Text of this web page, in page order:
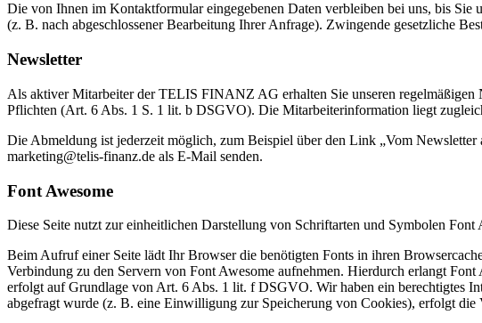
Die von Ihnen im Kontaktformular eingegebenen Daten verbleiben bei uns, bis
(z. B. nach abgeschlossener Bearbeitung Ihrer Anfrage). Zwingende gesetzliche
Newsletter
Als aktiver Mitarbeiter der TELIS FINANZ AG erhalten Sie unseren
Pflichten (Art. 6 Abs. 1 S. 1 lit. b DSGVO). Die Mitarbeiterinformation liegt
Die Abmeldung ist jederzeit möglich, zum Beispiel über den Link „Vom
marketing@telis-finanz.de als E-Mail senden.
Font Awesome
Diese Seite nutzt zur einheitlichen Darstellung von Schriftarten und Symbolen
Beim Aufruf einer Seite lädt Ihr Browser die benötigten Fonts in ihren
Verbindung zu den Servern von Font Awesome aufnehmen. Hierdurch erlangt
erfolgt auf Grundlage von Art. 6 Abs. 1 lit. f DSGVO. Wir haben ein berechtigtes
abgefragt wurde (z. B. eine Einwilligung zur Speicherung von Cookies), erfolgt